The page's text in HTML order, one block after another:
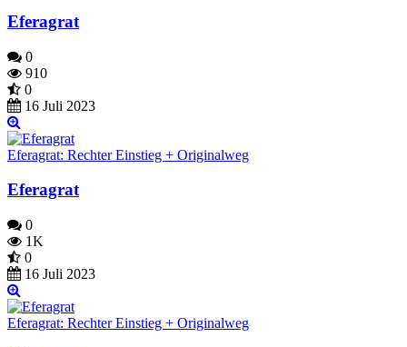
Eferagrat
0
910
0
16 Juli 2023
Eferagrat: Rechter Einstieg + Originalweg
Eferagrat
0
1K
0
16 Juli 2023
Eferagrat: Rechter Einstieg + Originalweg